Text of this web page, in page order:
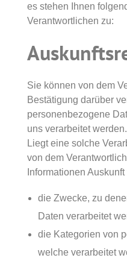
es stehen Ihnen
Verantwortlichen zu:
Sie können von dem
Bestätigung darüber
personenbezogene
uns verarbeitet werden.
Liegt eine solche
von dem
Informationen
die Zwecke, zu
Daten verarbeitet
die Kategorien von
welche verarbeitet